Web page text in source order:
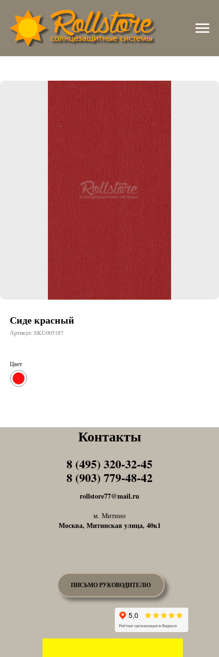
Сиде красный
Артикул: SKU005187
Цвет
Контакты
rollstore77@mail.ru
м. Митино
Москва, Митинская улица, 40к1
8 (495) 320-32-45
8 (903) 779-48-42
Tel1
Tel1
ПИСЬМО РУКОВОДИТЕЛЮ